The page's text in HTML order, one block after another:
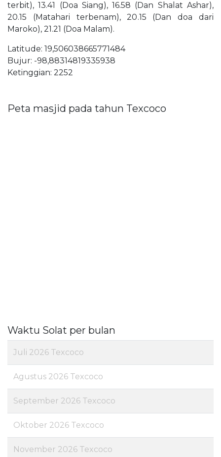
terbit), 13.41 (Doa Siang), 16.58 (Dan Shalat Ashar),
20.15 (Matahari terbenam), 20.15 (Dan doa dari
Maroko), 21.21 (Doa Malam).
Latitude: 19,506038665771484
Bujur: -98,88314819335938
Ketinggian: 2252
Peta masjid pada tahun Texcoco
Waktu Solat per bulan
Juli 2026 Texcoco
Agustus 2026 Texcoco
September 2026 Texcoco
Oktober 2026 Texcoco
November 2026 Texcoco